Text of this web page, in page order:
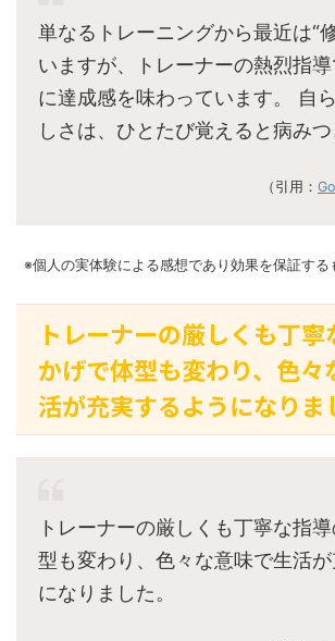
単なるトレーニングから最近は“
いますが、トレーナーの熱烈指
に達成感を味わっています。 自
しさは、ひとたび覚えると病みつ
（引用：
※個人の実体験による感想であり効果を保証する
トレーナーの厳しくも丁
かげで体型も変わり、色々
活が充実するようになりま
トレーナーの厳しくも丁寧な指
型も変わり、色々な意味で生活
になりました。